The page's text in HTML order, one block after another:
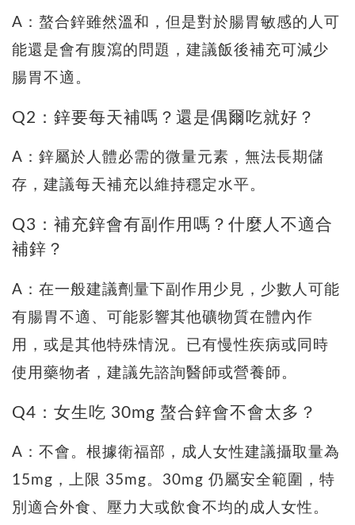
A：螯合鋅雖然溫和，但是對於腸胃敏感的人可
能還是會有腹瀉的問題，建議飯後補充可減少
腸胃不適。
Q2：鋅要每天補嗎？還是偶爾吃就好？
A：鋅屬於人體必需的微量元素，無法長期儲
存，建議每天補充以維持穩定水平。
Q3：補充鋅會有副作用嗎？什麼人不適合
補鋅？
A：在一般建議劑量下副作用少見，少數人可能
有腸胃不適、可能影響其他礦物質在體內作
用，或是其他特殊情況。已有慢性疾病或同時
使用藥物者，建議先諮詢醫師或營養師。
Q4：女生吃 30mg 螯合鋅會不會太多？
A：不會。根據衛福部，成人女性建議攝取量為
15mg，上限 35mg。30mg 仍屬安全範圍，特
別適合外食、壓力大或飲食不均的成人女性。